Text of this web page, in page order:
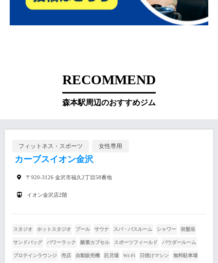
RECOMMEND
森本駅周辺のおすすめジム
フィットネス・スポーツ 女性専用
カーブスイオン金沢
〒920-3126 金沢市福久2丁目58番地
イオン金沢店2階
スタジオ ホットスタジオ プール サウナ スパ・バスルーム シャワー 岩盤浴
サンドバッグ パワーラック 酸素カプセル スポーツフィールド パウダールーム
プロテインラウンジ 売店 自動販売機 託児場 Wi-Fi 日焼けマシン 無料駐車場